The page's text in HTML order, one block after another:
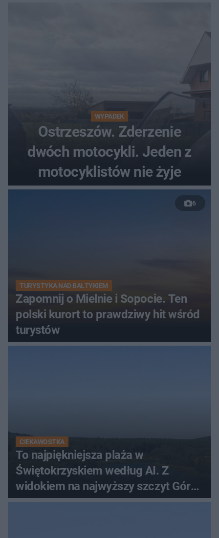
WYPADEK
Ostrzeszów. Zderzenie
dwóch motocykli. Jeden z
motocyklistów nie żyje
6
TURYSTYKA NAD BAŁTYKIEM
Zapomnij o Mielnie i Sopocie. Ten
polski kurort to prawdziwy hit wśród
turystów
CIEKAWOSTKA
To najpiękniejsza plaża w
Świętokrzyskiem według AI. Z
widokiem na najwyższy szczyt Gór
Świętokrzyskich